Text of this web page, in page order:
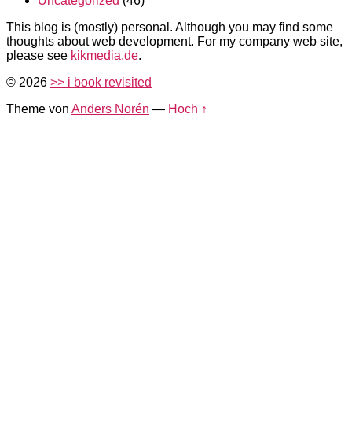
This blog is (mostly) personal. Although you may find some
thoughts about web development. For my company web site,
please see kikmedia.de.
© 2026 >> i book revisited
Theme von Anders Norén — Hoch ↑